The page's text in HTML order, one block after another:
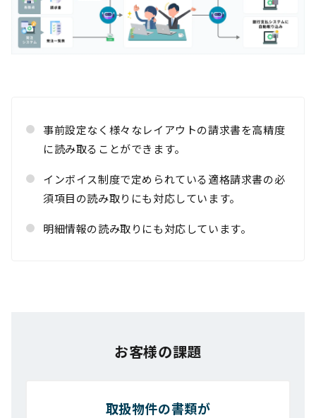
事前設定なく様々なレイアウトの請求書を高精度
に読み取ることができます。
インボイス制度で定められている適格請求書の必
須項目の読み取りにも対応しています。
明細情報の読み取りにも対応しています。
お客様の課題
取扱物件の書類が